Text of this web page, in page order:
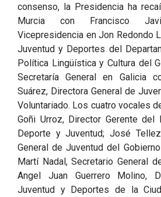
consenso, la Presidencia ha
Murcia con Francisco
Vicepresidencia en Jon Redondo
Juventud y Deportes del
Política Lingüística y Cultura del
Secretaría General en Galicia
Suárez, Directora General de
Voluntariado. Los cuatro vocales
Goñi Urroz, Director Gerente del
Deporte y Juventud; José
General de Juventud del
Martí Nadal, Secretario General
Angel Juan Guerrero Molino,
Juventud y Deportes de la